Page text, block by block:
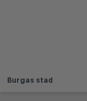
Burgas stad